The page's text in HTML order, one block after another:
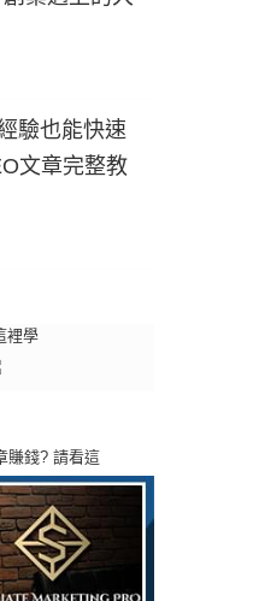
驗也能快速
文章完整教
裡學
賺錢? 請看這